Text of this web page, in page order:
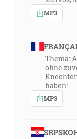
MP3
Thema:
ohne
haben!
MP3